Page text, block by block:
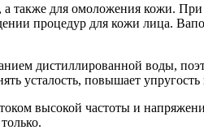
а также для омоложения кожи.
процедур для кожи лица.
дистиллированной воды,
усталость, повышает
высокой частоты и